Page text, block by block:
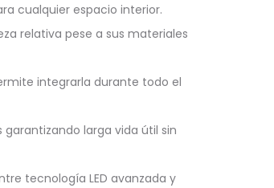
cualquier espacio interior.
relativa pese a sus materiales
integrarla durante todo el
larga vida útil sin
tecnología LED avanzada y